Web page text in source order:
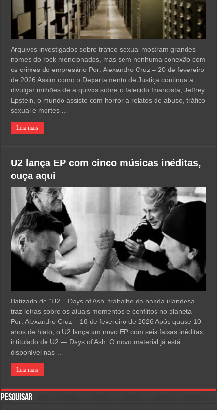
Arquivos investigados sobre tráfico sexual mostram grandes
nomes do rock mencionados, mas sem nenhuma conexão com
os crimes do empresário Por: Alexandro Cruz – 20 de fevereiro
de 2026 Assim como o Departamento de Justiça continua a
divulgar milhões de arquivos sobre o falecido financista, Jeffrey
Epstein, o mundo assiste com horror a relatos de abuso, tráfico
sexual e mortes …
Leia mais
U2 lança EP com cinco músicas inéditas,
ouça aqui
Batizado de “U2 – Days of Ash” trabalho da banda irlandesa
traz letras sobre os atuais momentos e conflitos no planeta
Por: Alexandro Cruz – 18 de fevereiro de 2026 Após quase 10
anos de hiato, o U2 lança um novo EP com seis faixas inéditas,
intitulado de U2 — Days of Ash. O novo material já está
disponível nas …
Leia mais
Pesquisar